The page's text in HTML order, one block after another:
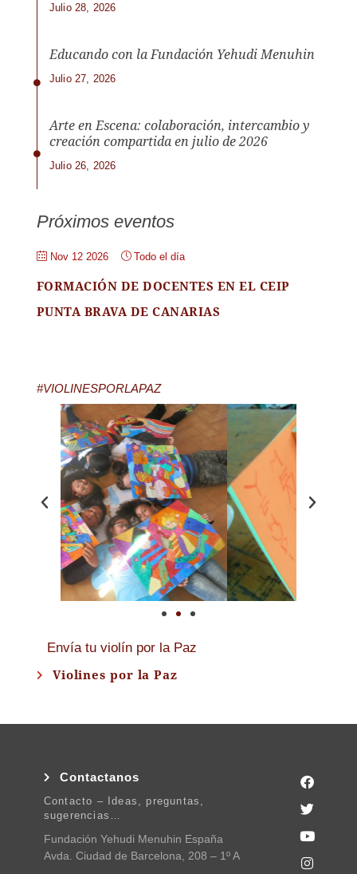
Julio 28, 2026
Educando con la Fundación Yehudi Menuhin
Julio 27, 2026
Arte en Escena: colaboración, intercambio y
creación compartida en julio de 2026
Julio 26, 2026
Próximos eventos
Nov 12 2026 Todo el día
FORMACIÓN DE DOCENTES EN EL CEIP
PUNTA BRAVA DE CANARIAS
#VIOLINESPORLAPAZ
Envía tu violín por la Paz
Violines por la Paz
Contactanos
Contacto – Ideas, preguntas,
sugerencias…
Fundación Yehudi Menuhin España
Avda. Ciudad de Barcelona, 208 – 1º A